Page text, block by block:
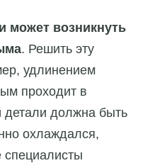
может возникнуть
. Решить эту
удлинением
проходит в
детали должна быть
охлаждался,
специалисты